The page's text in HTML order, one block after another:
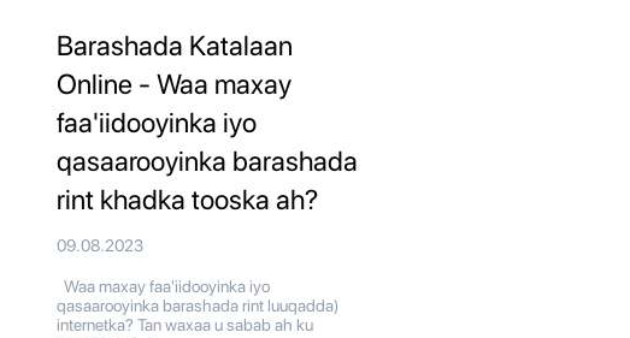
Barashada Katalaan
Online - Waa maxay
faa'iidooyinka iyo
qasaarooyinka barashada
rint khadka tooska ah?
09.08.2023
Waa maxay faa'iidooyinka iyo
qasaarooyinka barashada rint luuqadda)
internetka? Tan waxaa u sabab ah ku